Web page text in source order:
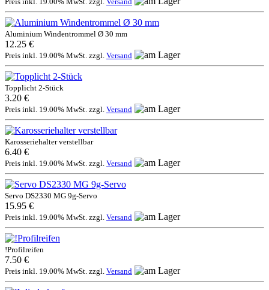
Aluminium Windentrommel Ø 30 mm
12.25 €
Preis inkl. 19.00% MwSt. zzgl. Versand
Topplicht 2-Stück
3.20 €
Preis inkl. 19.00% MwSt. zzgl. Versand
Karosseriehalter verstellbar
6.40 €
Preis inkl. 19.00% MwSt. zzgl. Versand
Servo DS2330 MG 9g-Servo
15.95 €
Preis inkl. 19.00% MwSt. zzgl. Versand
!Profilreifen
7.50 €
Preis inkl. 19.00% MwSt. zzgl. Versand